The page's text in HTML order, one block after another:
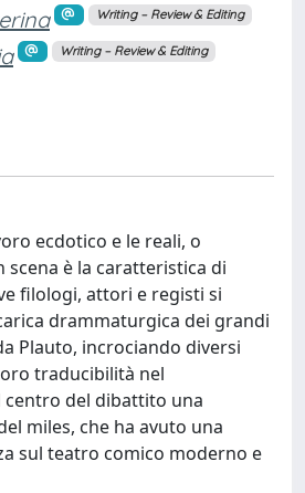
Writing – Review & Editing
Writing – Review & Editing
ecdotico e le reali, o
scena è la caratteristica di
filologi, attori e registi si
drammaturgica dei grandi
Plauto, incrociando diversi
traducibilità nel
centro del dibattito una
miles, che ha avuto una
sul teatro comico moderno e